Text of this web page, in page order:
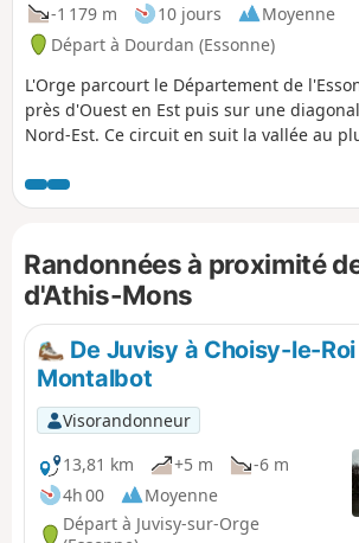
-1 179 m
10 jours
Moyenne
Départ à Dourdan (Essonne)
L'Orge parcourt le Département de
près d'Ouest en Est puis sur une
Nord-Est. Ce circuit en suit la vallée au
long de la rivière, notamment une
dans la partie aval, les passages en
Randonnées à proximité
d'Athis-Mons
De Juvisy à Choisy-le-
Montalbot
Visorandonneur
13,81 km
+5 m
-6 m
4h 00
Moyenne
Départ à Juvisy-sur-Orge